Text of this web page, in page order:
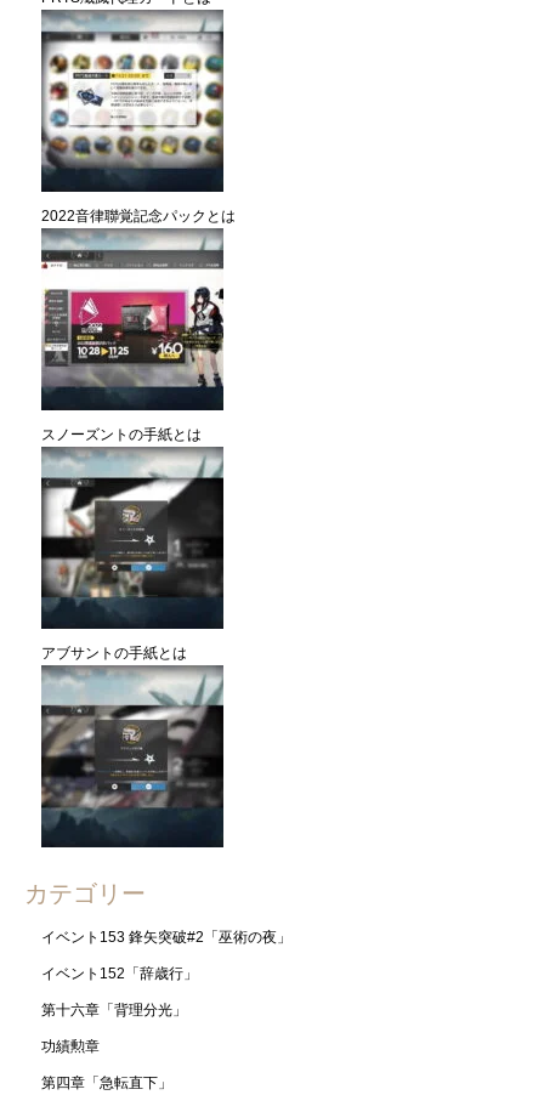
2022音律聯覚記念パックとは
スノーズントの手紙とは
アブサントの手紙とは
カテゴリー
イベント153 鋒矢突破#2「巫術の夜」
イベント152「辞歳行」
第十六章「背理分光」
功績勲章
第四章「急転直下」